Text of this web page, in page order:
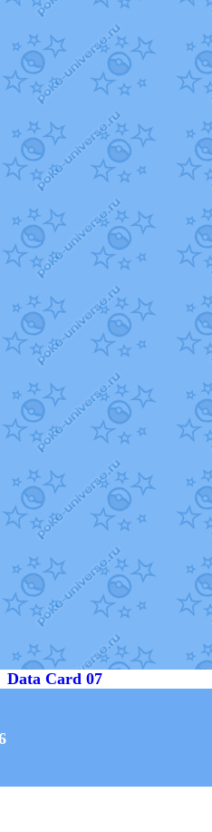
Data Card 07